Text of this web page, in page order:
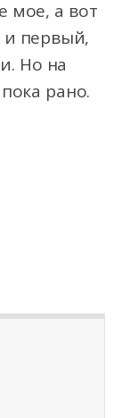
мое, а вот
и первый,
Но на
рано.